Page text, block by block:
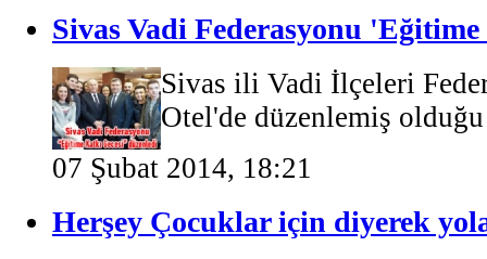
Sivas Vadi Federasyonu
Sivas ili Vadi İlçeleri
Otel'de düzenlemiş
07 Şubat 2014, 18:21
Herşey Çocuklar için diyerek